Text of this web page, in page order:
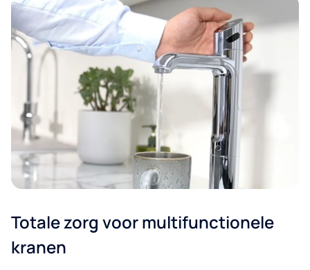
Totale zorg voor multifunctionele
kranen